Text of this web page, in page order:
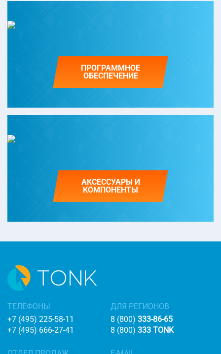
ПРОГРАММНОЕ
ОБЕСПЕЧЕНИЕ
АКСЕССУАРЫ И
КОМПОНЕНТЫ
ТЕЛЕФОНЫ
+7 (495) 225-58-11
+7 (495) 666-27-41
ДЛЯ РЕГИОНОВ
8 (800) 333-86-65
8 (800) 333 TONK